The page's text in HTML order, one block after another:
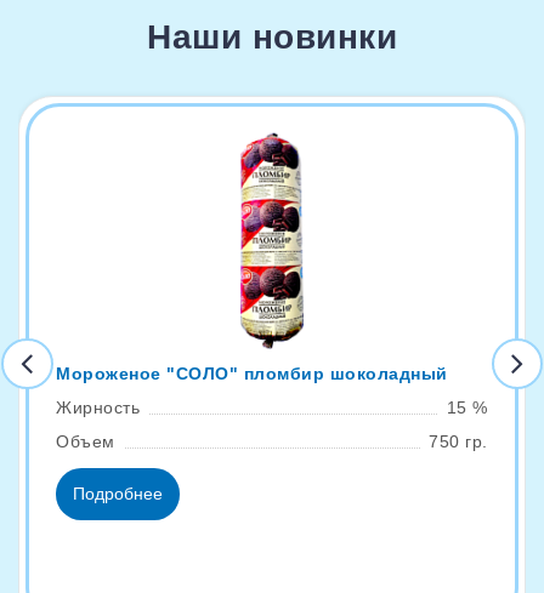
Наши новинки
Мороженое "СОЛО" пломбир шоколадный
Жирность
15 %
Объем
750 гр.
Подробнее